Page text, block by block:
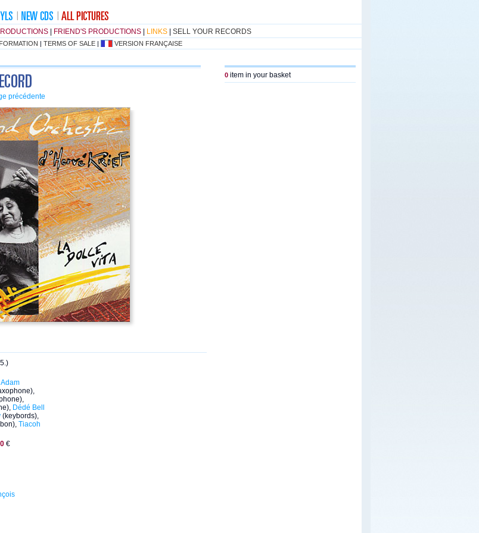
FRIEND'S PRODUCTIONS LINKS SELL YOUR RECORDS
| TERMS OF SALE | VERSION FRANÇAISE
précédente
Dédé Bell
(keybords),
Tiacoh
€
0 item in your basket